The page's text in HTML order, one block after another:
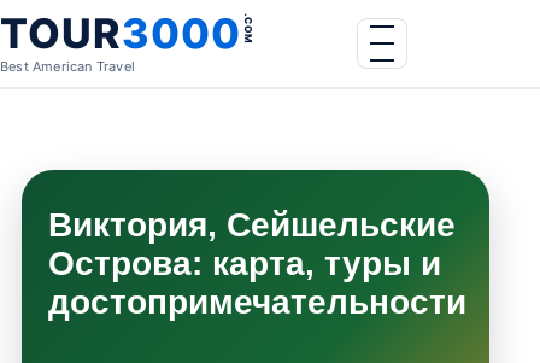
Skip to content
TOUR3000.COM
Best American Travel
Menu
Виктория, Сейшельские
Острова: карта, туры и
достопримечательности